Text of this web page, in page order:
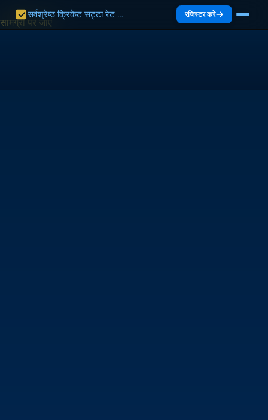
सामग्री पर जाएं
सर्वश्रेष्ठ क्रिकेट सट्टा रेट भारत 2027 | भारत गाइड रजिस्टर करें